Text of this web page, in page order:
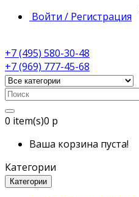
Войти / Регистрация
+7 (495) 580-30-48
+7 (969) 777-45-68
0 item(s)0 р
Ваша корзина пуста!
Категории
Категории